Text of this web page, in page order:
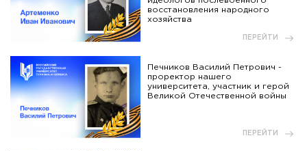
восстановления народного
хозяйства
ПЕРЕЙТИ
Печников Василий Петрович -
проректор нашего
университета, участник и герой
Великой Отечественной войны
ПЕРЕЙТИ